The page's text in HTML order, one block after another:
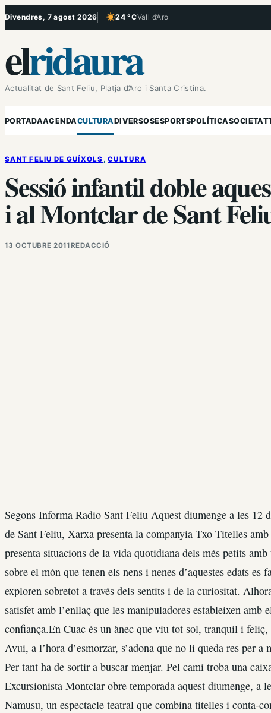
Vés
Divendres, 7 agost 2026 24 °CVall d’Aro
, Cel serè
elridaura
Actualitat de Sant Feliu, Platja d’Aro i Santa Cristina.
PORTADAAGENDACULTURADIVERSOSESPORTSPOLÍTICASOCIETAT
SANT FELIU DE GUÍXOLS , CULTURA
Sessió infantil doble
i al Montclar de Sant
13 OCTUBRE 2011REDACCIÓ
Segons Informa Radio Sant Feliu Aquest diumenge a les
de Sant Feliu, Xarxa presenta la companyia Txo Titelles
presenta situacions de la vida quotidiana dels més petits
sobre el món que tenen els nens i nenes d’aquestes edats
exploren sobretot a través dels sentits i de la curiositat.
satisfet amb l’enllaç que les manipuladores estableixen
confiança.En Cuac és un ànec que viu tot sol, tranquil i
Avui, a l’hora d’esmorzar, s’adona que no li queda res per
Per tant ha de sortir a buscar menjar. Pel camí troba una
Excursionista Montclar obre temporada aquest diumenge, a
Namusu, un espectacle teatral que combina titelles i conta-